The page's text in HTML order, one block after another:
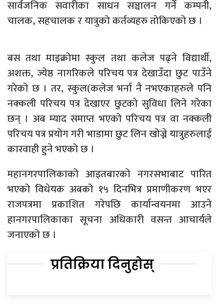
सार्वजनिक सवारीका साधन सञ्चालन गर्ने कम्पनी,
चालक, सहचालक र यात्रुको कर्तव्यहरु तोकिएको छ ।
बस तथा माइक्रोमा स्कुल तथा कलेज पढ्ने विद्यार्थी,
अशक्त, ज्येष्ठ नागरिकले परिचय पत्र देखाउँदा छुट पाउँने
गरेको छ । तर, स्कुल(कलेज भर्ना नै नभएकाहरुले पनि
नक्कली परिचय पत्र देखाएर छुटको सुविधा लिने गरेका
छन् । अब म्याद समाप्त भएको परिचय पत्र वा नक्कली
परिचय पत्र प्रयोग गरी भाडामा छुट लिन खोज्ने यात्रुहरुलाई
कारवाही हुने भएको छ ।
महानगरपालिकाको आइतबारको नगरसभाबाट पारित
भएको विधेयक अबको १५ दिनभित्र प्रमाणीकरण भएर
राजपत्रमा प्रकाशित गरेपछि कार्यान्वयनमा आउने
हानगरपालिकाका सूचना अधिकारी वसन्त आचार्यले
जनाएको छ ।
प्रतिक्रिया दिनुहोस्